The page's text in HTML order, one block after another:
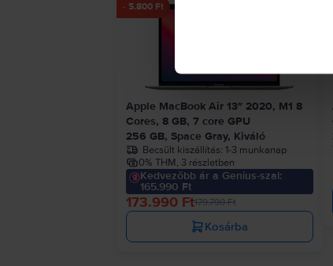
- 5.800 Ft
Apple MacBook Air 13″ 2020, M1 8
Cores, 8 GB, 7 core GPU
256 GB, Space Gray, Kiváló
Becsült kiszállítás: 1-3 munkanap
0% THM, 3 részletben
Kedvezőbb ár a Genius-szal:
165.990 Ft
173.990 Ft179.790 Ft
Kosárba